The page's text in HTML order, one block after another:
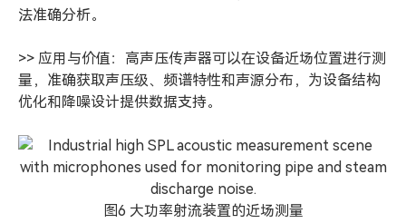
法准确分析。
>> 应用与价值：高声压传声器可以在设备近场位置进行测
量，准确获取声压级、频谱特性和声源分布，为设备结构
优化和降噪设计提供数据支持。
图6 大功率射流装置的近场测量